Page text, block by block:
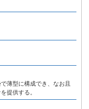
薄型に構成でき、なお且
提供する。